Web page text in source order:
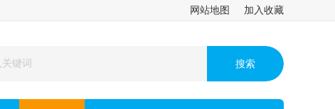
网站地图 加入收藏